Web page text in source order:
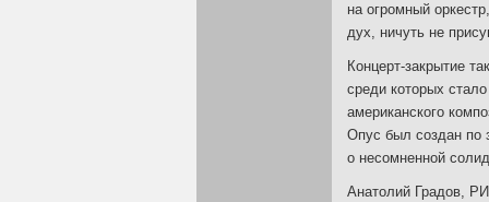
на огромный
дух, ничуть не
Концерт-закрытие
среди которых
американского
Опус был создан по
о несомненной
Анатолий Градов,